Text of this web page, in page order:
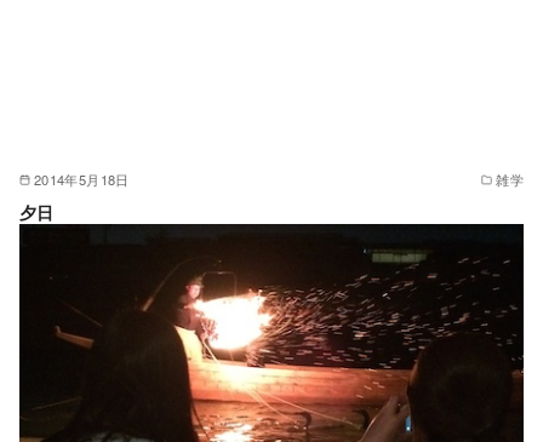
2014年5月18日 雑学
夕日